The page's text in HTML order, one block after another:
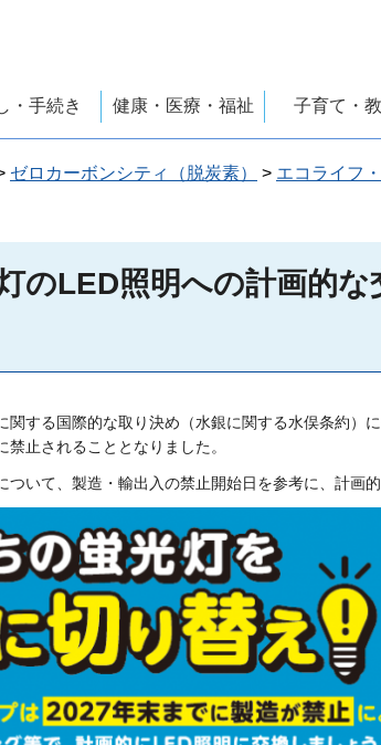
・手続き 健康・医療・福祉 子育て・
ゼロカーボンシティ（脱炭素） > エコライフ
のLED照明への計画的
関する国際的な取り決め（水銀に関する水俣条約）
止されることとなりました。
いて、製造・輸出入の禁止開始日を参考に、計画